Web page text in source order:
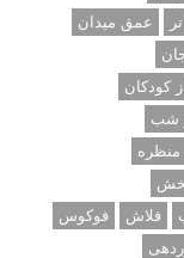
عمق میدان
کودکان
شب
فلاش
فوکوس